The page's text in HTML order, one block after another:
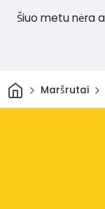
Šiuo metu nėra
Pradžia
Maršrutai